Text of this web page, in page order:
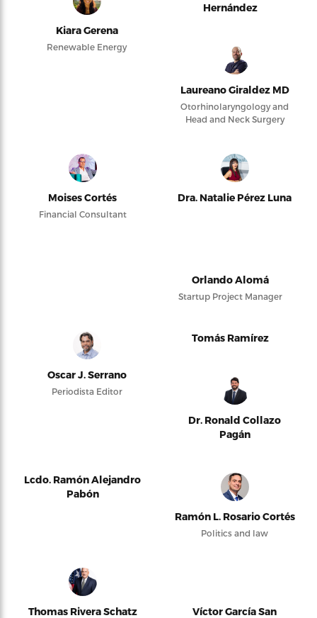
Kiara Gerena
Renewable Energy
Hernández
Laureano Giraldez MD
Otorhinolaryngology and
Head and Neck Surgery
Moises Cortés
Financial Consultant
Dra. Natalie Pérez Luna
Orlando Alomá
Startup Project Manager
Oscar J. Serrano
Periodista Editor
Tomás Ramírez
Dr. Ronald Collazo
Pagán
Lcdo. Ramón Alejandro
Pabón
Ramón L. Rosario Cortés
Politics and law
Thomas Rivera Schatz
Víctor García San